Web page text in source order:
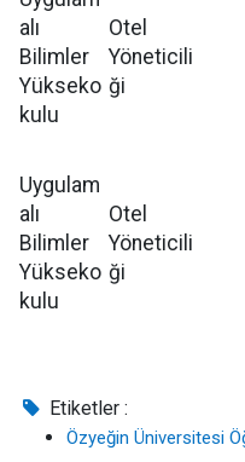
alı
Bilimler
Yükseko
kulu
Otel
Yöneticili
ği
Uygulam
alı
Bilimler
Yükseko
kulu
Otel
Yöneticili
ği
Etiketler :
Özyeğin Üniversitesi